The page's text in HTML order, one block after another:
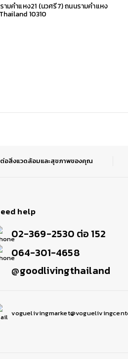
มคำแหง21 (นวศรี7) ถนนรามคำแหง
10310
สิ่งแวดล้อมและสุขภาพของคุณ
help
02-369-2530 ต่อ 152
064-301-4658
@goodlivingthailand